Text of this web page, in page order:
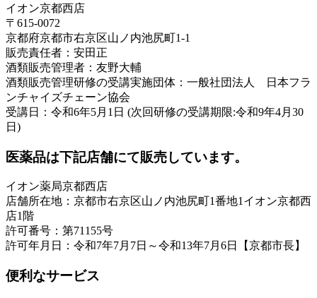
イオン京都西店
〒615-0072
京都府京都市右京区山ノ内池尻町1-1
販売責任者：安田正
酒類販売管理者：友野大輔
酒類販売管理研修の受講実施団体：一般社団法人 日本フラ
ンチャイズチェーン協会
受講日：令和6年5月1日 (次回研修の受講期限:令和9年4月30
日)
医薬品は下記店舗にて販売しています。
イオン薬局京都西店
店舗所在地：京都市右京区山ノ内池尻町1番地1イオン京都西
店1階
許可番号：第71155号
許可年月日：令和7年7月7日～令和13年7月6日【京都市長】
便利なサービス